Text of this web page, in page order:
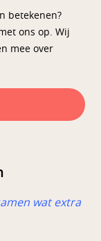
betekenen?
ons op. Wij
mee over
wat extra